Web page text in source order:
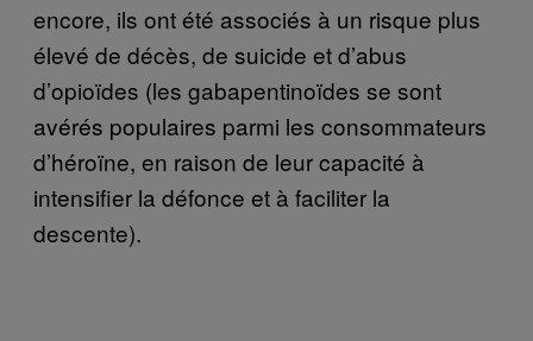
encore, ils ont été associés à un risque plus
élevé de décès, de suicide et d’abus
d’opioïdes (les gabapentinoïdes se sont
avérés populaires parmi les consommateurs
d’héroïne, en raison de leur capacité à
intensifier la défonce et à faciliter la
descente).